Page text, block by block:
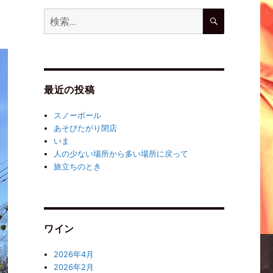
最近の投稿
スノーボール
あそびたがり閉店
いま
人の少ない場所から多い場所に戻って
旅立ちのとき
ワイン
2026年4月
2026年2月